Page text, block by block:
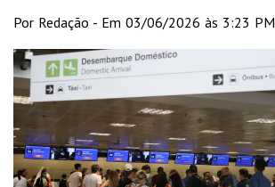
Por Redação - Em 03/06/2026 às 3:23 PM